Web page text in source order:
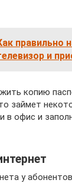
правильно
и
копию
займет
в офис и
у